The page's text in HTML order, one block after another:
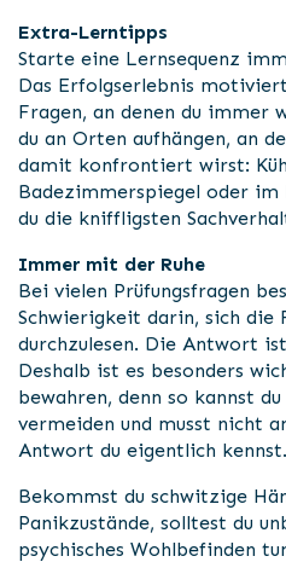
Extra-Lerntipps
Starte eine Lernsequenz
Das Erfolgserlebnis
Fragen, an denen du immer
du an Orten aufhängen, an
damit konfrontiert wirst:
Badezimmerspiegel oder im
du die kniffligsten
Immer mit der Ruhe
Bei vielen Prüfungsfragen
Schwierigkeit darin, sich die
durchzulesen. Die Antwort
Deshalb ist es besonders
bewahren, denn so kannst
vermeiden und musst nicht
Antwort du eigentlich kennst.
Bekommst du schwitzige
Panikzustände, solltest du
psychisches Wohlbefinden